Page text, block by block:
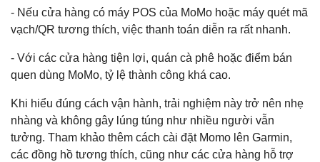
- Nếu cửa hàng có máy POS của MoMo hoặc máy quét mã
vạch/QR tương thích, việc thanh toán diễn ra rất nhanh.
- Với các cửa hàng tiện lợi, quán cà phê hoặc điểm bán
quen dùng MoMo, tỷ lệ thành công khá cao.
Khi hiểu đúng cách vận hành, trải nghiệm này trở nên nhẹ
nhàng và không gây lúng túng như nhiều người vẫn
tưởng. Tham khảo thêm cách cài đặt Momo lên Garmin,
các đồng hồ tương thích, cũng như các cửa hàng hỗ trợ